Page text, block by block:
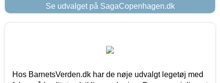
Se udvalget på SagaCopenhagen.dk
Hos BarnetsVerden.dk har de nøje udvalgt legetøj med